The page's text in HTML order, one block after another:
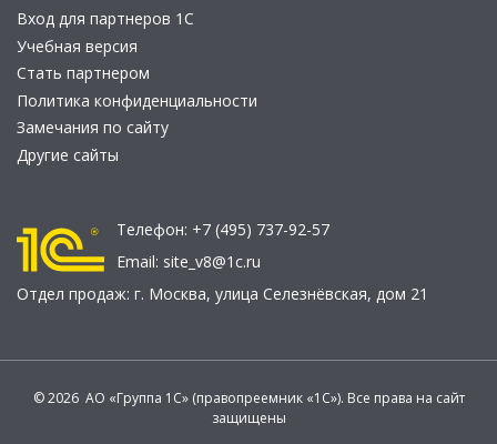
Вход для партнеров 1С
Учебная версия
Стать партнером
Политика конфиденциальности
Замечания по сайту
Другие сайты
Телефон: +7 (495) 737-92-57
Email: site_v8@1c.ru
Отдел продаж: г. Москва, улица Селезнёвская, дом 21
© 2026 АО «Группа 1С» (правопреемник «1С»). Все права на сайт
защищены